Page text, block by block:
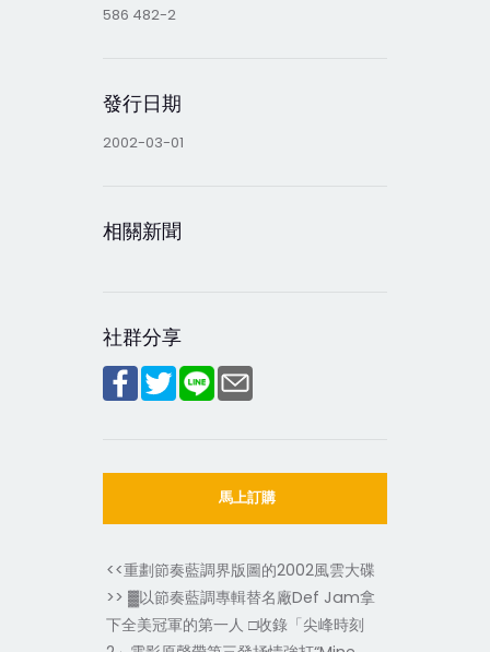
586 482-2
發行日期
2002-03-01
相關新聞
社群分享
馬上訂購
<<重劃節奏藍調界版圖的2002風雲大碟
>> ▓以節奏藍調專輯替名廠Def Jam拿
下全美冠軍的第一人 □收錄「尖峰時刻